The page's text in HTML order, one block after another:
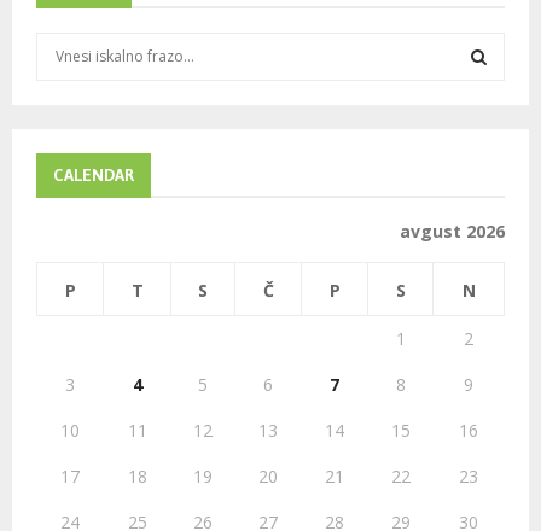
f
C
H
CALENDAR
avgust 2026
P T S Č P S N
1
2
3
4 5 6 7 8
9
10
11 12 13 14 15
16
17
18 19 20 21 22
23
24
25 26 27 28 29
30